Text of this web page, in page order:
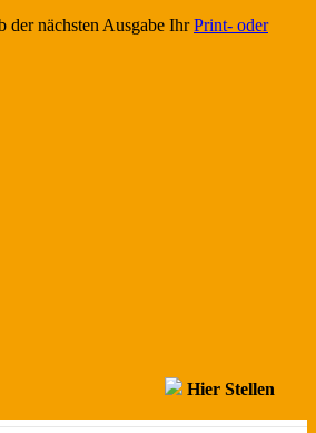
der nächsten Ausgabe IhrPrint- oder
Hier Stellen